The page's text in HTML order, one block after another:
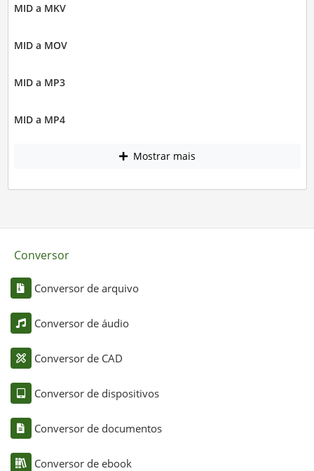
MID a MKV
MID a MOV
MID a MP3
MID a MP4
Mostrar mais
Conversor
Conversor de arquivo
Conversor de áudio
Conversor de CAD
Conversor de dispositivos
Conversor de documentos
Conversor de ebook